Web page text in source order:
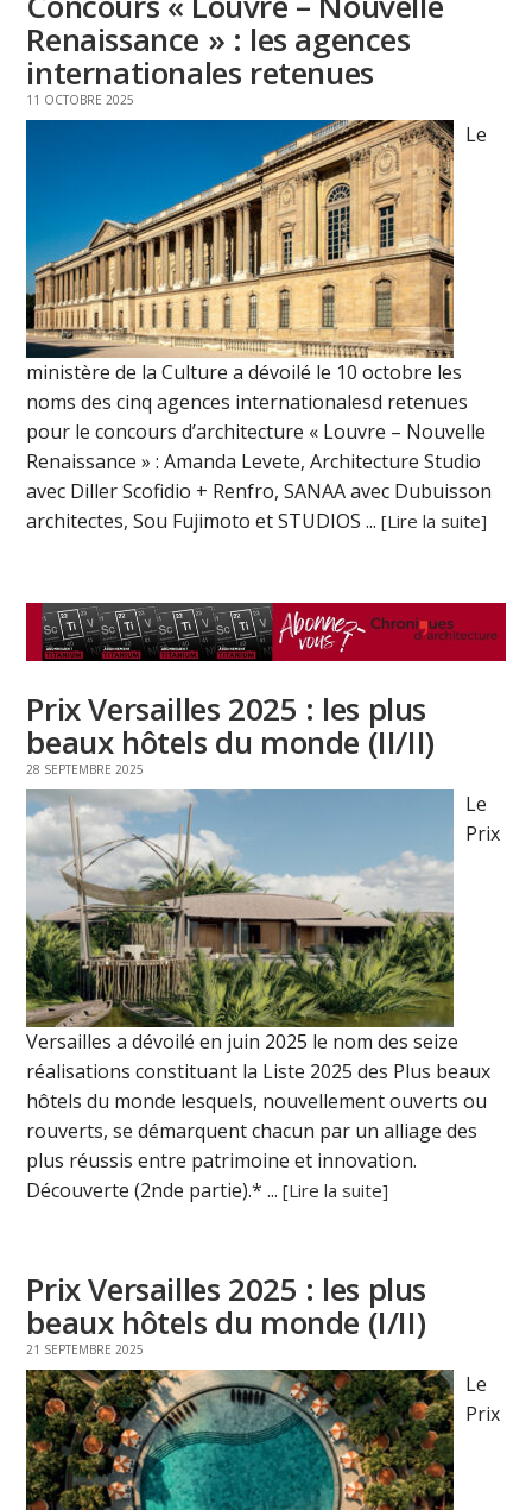
Renaissance » : les agences
internationales retenues
11 OCTOBRE 2025
Le
ministère de la Culture a dévoilé le 10 octobre les
noms des cinq agences internationalesd retenues
pour le concours d’architecture « Louvre – Nouvelle
Renaissance » : Amanda Levete, Architecture Studio
avec Diller Scofidio + Renfro, SANAA avec Dubuisson
architectes, Sou Fujimoto et STUDIOS ...[Lire la suite]
Prix Versailles 2025 : les plus
beaux hôtels du monde (II/II)
28 SEPTEMBRE 2025
Le
Prix
Versailles a dévoilé en juin 2025 le nom des seize
réalisations constituant la Liste 2025 des Plus beaux
hôtels du monde lesquels, nouvellement ouverts ou
rouverts, se démarquent chacun par un alliage des
plus réussis entre patrimoine et innovation.
Découverte (2nde partie).* ...[Lire la suite]
Prix Versailles 2025 : les plus
beaux hôtels du monde (I/II)
21 SEPTEMBRE 2025
Le
Prix